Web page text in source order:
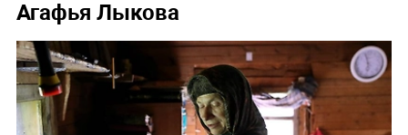
Агафья Лыкова